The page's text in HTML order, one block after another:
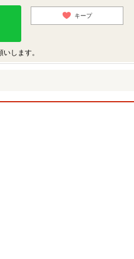
キープ
します。